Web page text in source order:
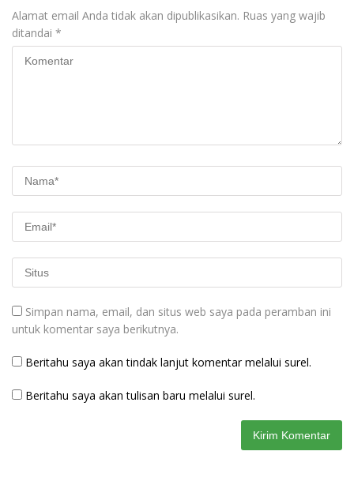
Alamat email Anda tidak akan dipublikasikan. Ruas yang wajib
ditandai *
Simpan nama, email, dan situs web saya pada peramban ini
untuk komentar saya berikutnya.
Beritahu saya akan tindak lanjut komentar melalui surel.
Beritahu saya akan tulisan baru melalui surel.